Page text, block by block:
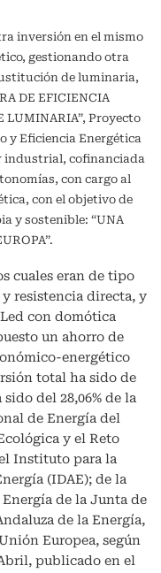
inversión en el mismo
gestionando otra
de luminaria,
DE EFICIENCIA
LUMINARIA”, Proyecto
y Eficiencia Energética
industrial, cofinanciada
con cargo al
con el objetivo de
y sostenible: “UNA
cuales eran de tipo
resistencia directa, y
con domótica
un ahorro de
energético
total ha sido de
del 28,06% de la
de Energía del
y el Reto
Instituto para la
(IDAE); de la
de la Junta de
de la Energía,
Europea, según
publicado en el